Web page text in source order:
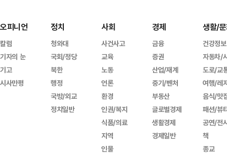
오피니언
칼럼
기자의 눈
기고
시사만평
정치
청와대
국회/정당
북한
행정
국방/외교
정치일반
사회
사건사고
교육
노동
언론
환경
인권/복지
식품/의료
지역
인물
경제
금융
증권
산업/재계
중기/벤처
부동산
글로벌경제
생활경제
경제일반
생활/
건강정보
자동차/
도로/교
여행/레
음식/맛
패션/뷰
공연/전
책
종교